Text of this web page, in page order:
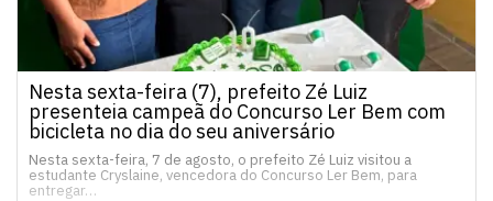
Nesta sexta-feira (7), prefeito Zé Luiz
presenteia campeã do Concurso Ler Bem com
bicicleta no dia do seu aniversário
Nesta sexta-feira, 7 de agosto, o prefeito Zé Luiz visitou a
estudante Cryslaine, vencedora do Concurso Ler Bem, para
entregar…